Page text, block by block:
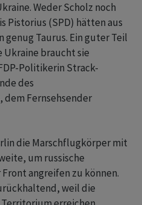
Weder Scholz noch
Pistorius (SPD) hätten aus
genug Taurus. Ein guter Teil
braucht sie
Politikerin Strack-
des
dem Fernsehsender
die Marschflugkörper mit
um russische
angreifen zu können.
weil die